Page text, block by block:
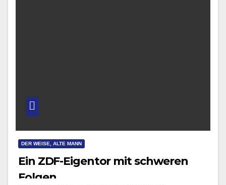
DER WEISE, ALTE MANN
Ein ZDF-Eigentor mit schweren
Folgen